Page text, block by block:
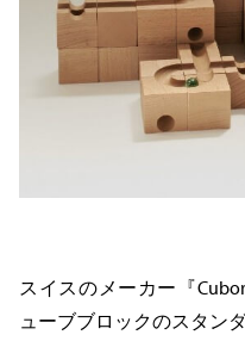
スイスのメーカー『
ューブブロックのスタン